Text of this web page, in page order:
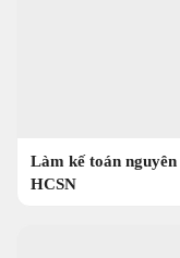
Làm kế toán
HCSN